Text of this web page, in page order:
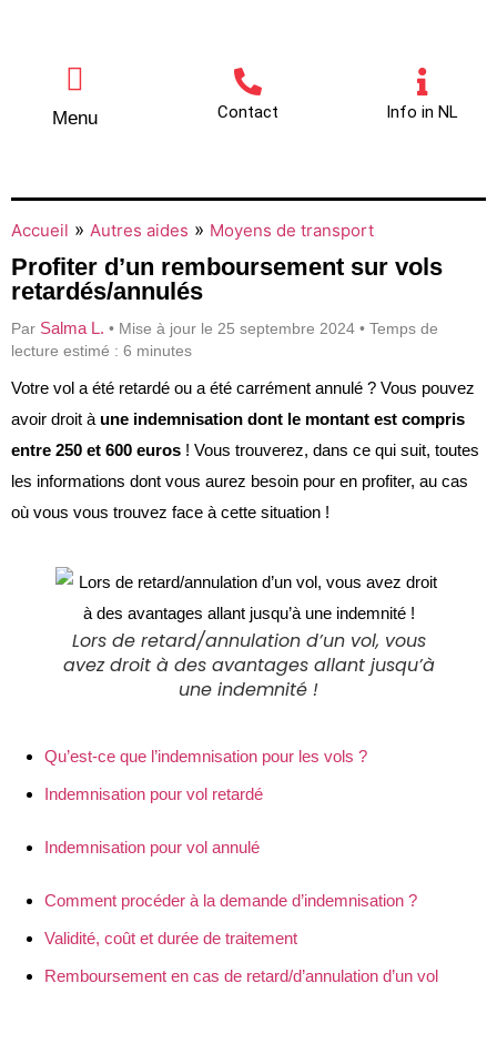
Menu Contact Info in NL
Accueil » Autres aides » Moyens de transport
Profiter d’un remboursement sur vols
retardés/annulés
Par Salma L. • Mise à jour le 25 septembre 2024 • Temps de
lecture estimé : 6 minutes
Votre vol a été retardé ou a été carrément annulé ? Vous pouvez
avoir droit à une indemnisation dont le montant est compris
entre 250 et 600 euros ! Vous trouverez, dans ce qui suit, toutes
les informations dont vous aurez besoin pour en profiter, au cas
où vous vous trouvez face à cette situation !
Lors de retard/annulation d’un vol, vous
avez droit à des avantages allant jusqu’à
une indemnité !
Qu’est-ce que l’indemnisation pour les vols ?
Indemnisation pour vol retardé
Indemnisation pour vol annulé
Comment procéder à la demande d’indemnisation ?
Validité, coût et durée de traitement
Remboursement en cas de retard/d’annulation d’un vol